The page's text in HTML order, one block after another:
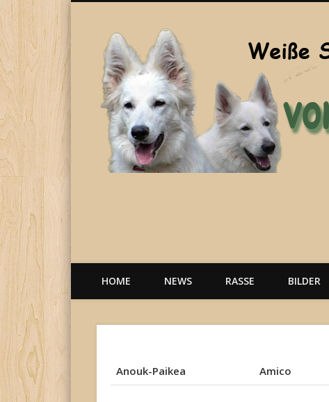
Welpen, weiße Schäferhunde, Hunde, Berger Blanc Suisse
HOME NEWS RASSE BILDER
Anouk-Paikea
Amico